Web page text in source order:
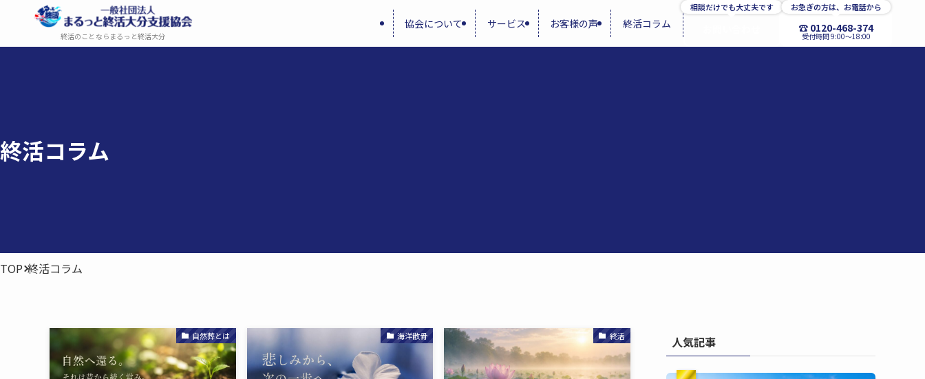
終活のことならまるっと終活大分
協会について サービス お客様の声 終活コラム
相談だけでも大丈夫です お急ぎの方は、お電話から
☎ 0120-468-374
受付時間 9:00〜18:00
終活コラム
TOP 終活コラム
自然葬とは 海洋散骨 終活 人気記事